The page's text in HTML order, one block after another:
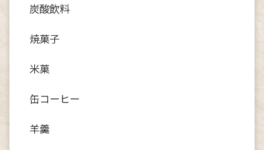
炭酸飲料
焼菓子
米菓
缶コーヒー
羊羹